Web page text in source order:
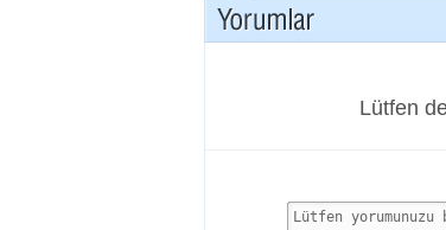
Lütfen